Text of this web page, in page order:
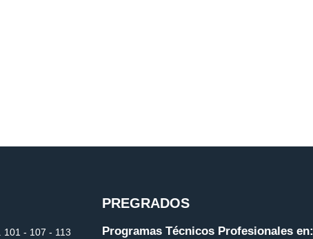
101 - 107 - 113
PREGRADOS
Programas Técnicos Profesionales en: